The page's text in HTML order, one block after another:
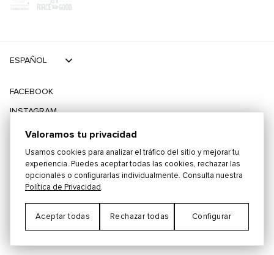
©2026 PLAYING FOR CHANGE
TÉRMINOS Y CONDICIONES
POLÍTICA DE PRIVACIDAD
Preferencias de Cookies
FACEBOOK
INSTAGRAM
TIKTOK
TWITTER
ESPAÑOL
Valoramos tu privacidad
Usamos cookies para analizar el tráfico del sitio y mejorar tu
experiencia. Puedes aceptar todas las cookies, rechazar las
opcionales o configurarlas individualmente. Consulta nuestra
Política de Privacidad .
Aceptar todas Rechazar todas Configurar